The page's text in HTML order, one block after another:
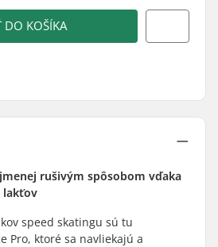
DO KOŠÍKA
rušivým spôsobom vďaka
lakťov
speed skatingu sú tu
Pro, ktoré sa navliekajú a